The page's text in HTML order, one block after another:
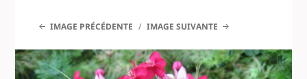
IMAGE PRÉCÉDENTE IMAGE SUIVANTE